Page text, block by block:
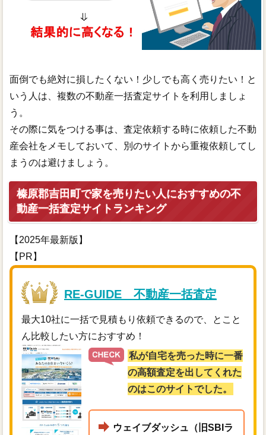
面倒でも絶対に損したくない！少しでも高く売りたい！と
いう人は、複数の不動産一括査定サイトを利用しましょ
う。
その際に気をつける事は、査定依頼する時に依頼した不動
産会社をメモしておいて、別のサイトから重複依頼してし
まうのは避けましょう。
榛原郡吉田町で家を売りたい人におすすめの不
動産一括査定サイトランキング
【2025年最新版】
【PR】
RE-GUIDE 不動産一括査定
最大10社に一括で見積もり依頼できるので、とこと
ん比較したい方におすすめ！
私が自宅を売った時に一番
の高額査定を出してくれた
のはこのサイトでした。
ウェイブダッシュ（旧SBIラ